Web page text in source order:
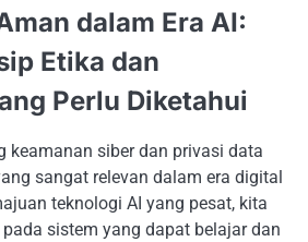
dalam Era AI:
Etika dan
Perlu Diketahui
keamanan siber dan privasi data
sangat relevan dalam era digital
teknologi AI yang pesat, kita
sistem yang dapat belajar dan